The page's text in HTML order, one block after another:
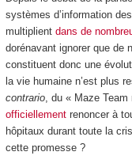
systèmes d’information
multiplient dans de
dorénavant ignorer que de
constituent donc une
la vie humaine n’est plus
contrario, du « Maze Team
officiellementrenoncer à
hôpitaux durant toute la
cette promesse ?